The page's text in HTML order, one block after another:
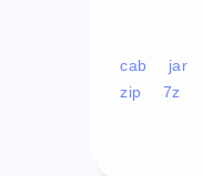
cab jar
zip
7z